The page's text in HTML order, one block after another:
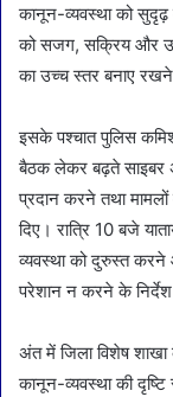
कानून-व्यवस्था को सुदृढ़
को सजग, सक्रिय और
का उच्च स्तर बनाए रखने
इसके पश्चात पुलिस
बैठक लेकर बढ़ते साइबर
प्रदान करने तथा
दिए। रात्रि 10 बजे
व्यवस्था को दुरुस्त
परेशान न करने के निर्देश
अंत में जिला विशेष
कानून-व्यवस्था की